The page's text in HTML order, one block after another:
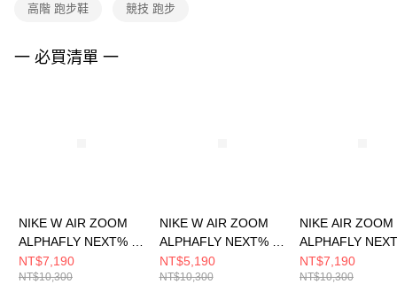
３．未成年的使用者請事先徵得法定代理人或監護人之同意方可使用
４．使用「AFTEE先享後付」時，將依據個別帳號之用戶狀況，依本公司即
高階 跑步鞋 競技 跑步
一 必買清單 一
NIKE W AIR ZOOM
ALPHAFLY NEXT% 3
女 跑步鞋 FD8315600
NT$7,190
NT$10,300
NIKE W AIR ZOOM
ALPHAFLY NEXT% 3
女 跑步鞋 FD8315103
NT$5,190
NT$10,300
NIKE AIR ZOOM
ALPHAFLY
男 跑步鞋
NT$7,190
NT$10,300